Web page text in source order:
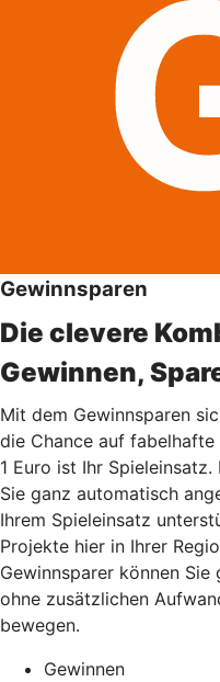
Gewinnsparen
Die clevere
Gewinnen,
Mit dem Gewinnsparen
die Chance auf
1 Euro ist Ihr
Sie ganz automatisch
Ihrem Spieleinsatz
Projekte hier in Ihrer
Gewinnsparer können Sie
ohne zusätzlichen
bewegen.
Gewinnen